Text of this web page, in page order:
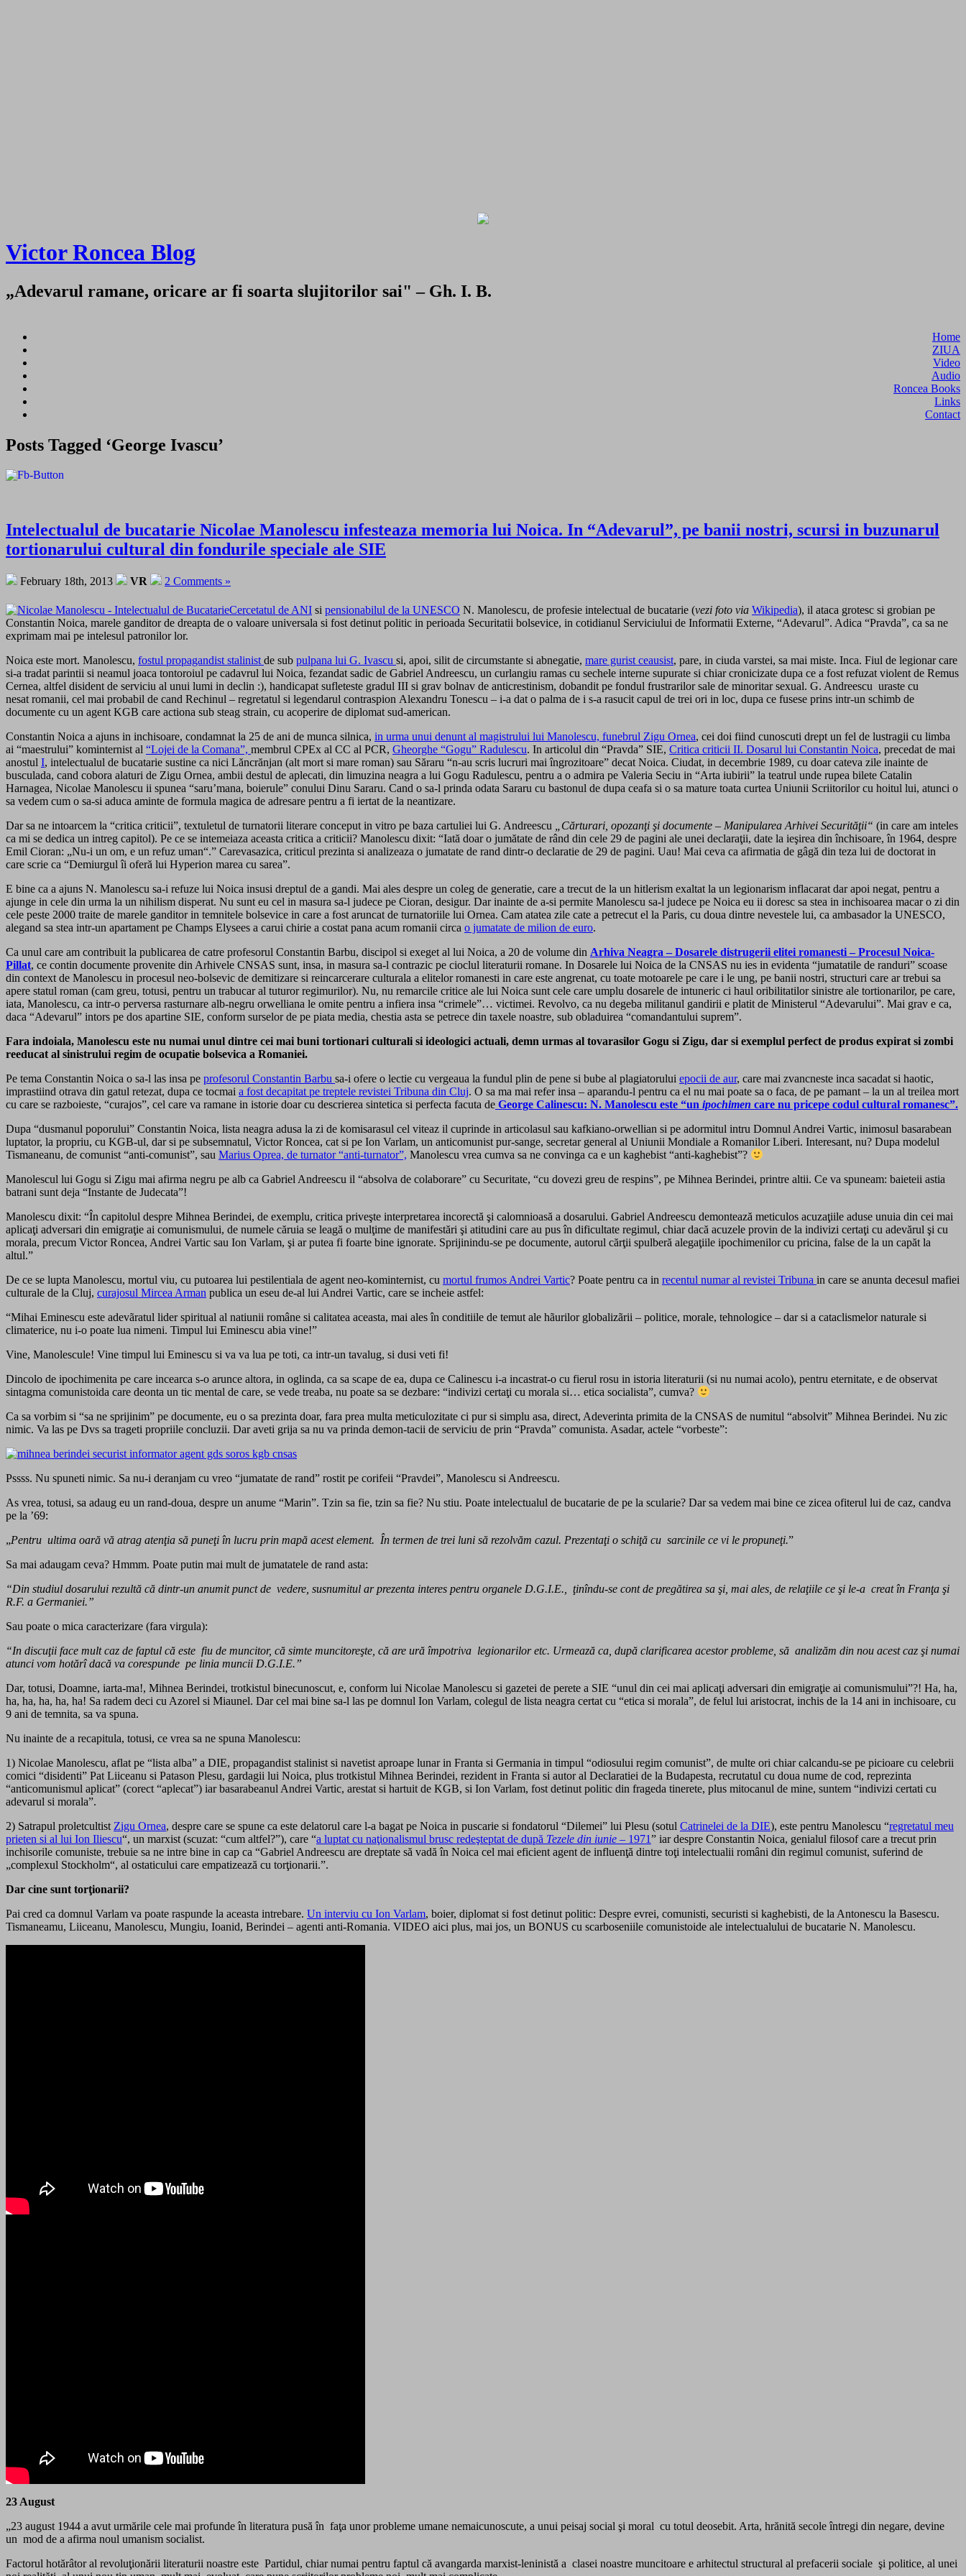
Victor Roncea Blog
„Adevarul ramane, oricare ar fi soarta slujitorilor sai" – Gh. I. B.
Home
ZIUA
Video
Audio
Roncea Books
Links
Contact
Posts Tagged ‘George Ivascu’
Intelectualul de bucatarie Nicolae Manolescu infesteaza memoria lui Noica. In “Adevarul”, pe banii nostri, scursi in buzunarul
tortionarului cultural din fondurile speciale ale SIE
February 18th, 2013 VR 2 Comments »
Cercetatul de ANI si pensionabilul de la UNESCO N. Manolescu, de profesie intelectual de bucatarie (vezi foto via Wikipedia), il ataca grotesc si grobian pe
Constantin Noica, marele ganditor de dreapta de o valoare universala si fost detinut politic in perioada Securitatii bolsevice, in cotidianul Serviciului de Informatii Externe, “Adevarul”. Adica “Pravda”, ca sa ne
exprimam mai pe intelesul patronilor lor.
Noica este mort. Manolescu, fostul propagandist stalinist de sub pulpana lui G. Ivascu si, apoi, silit de circumstante si abnegatie, mare gurist ceausist, pare, in ciuda varstei, sa mai miste. Inca. Fiul de legionar care
si-a tradat parintii si neamul joaca tontoroiul pe cadavrul lui Noica, fezandat sadic de Gabriel Andreescu, un curlangiu ramas cu sechele interne supurate si chiar cronicizate dupa ce a fost refuzat violent de Remus
Cernea, altfel disident de serviciu al unui lumi in declin :), handicapat sufleteste gradul III si grav bolnav de anticrestinism, dobandit pe fondul frustrarilor sale de minoritar sexual. G. Andreescu uraste cu
nesat romanii, cel mai probabil de cand Rechinul – regretatul si legendarul contraspion Alexandru Tonescu – i-a dat o palma de i s-a rasucit capul de trei ori in loc, dupa ce fusese prins intr-un schimb de
documente cu un agent KGB care actiona sub steag strain, cu acoperire de diplomat sud-american.
Constantin Noica a ajuns in inchisoare, condamnat la 25 de ani de munca silnica, in urma unui denunt al magistrului lui Manolescu, funebrul Zigu Ornea, cei doi fiind cunoscuti drept un fel de lustragii cu limba
ai “maestrului” kominternist al “Lojei de la Comana”, membrul CPEx al CC al PCR, Gheorghe “Gogu” Radulescu. In articolul din “Pravda” SIE, Critica criticii II. Dosarul lui Constantin Noica, precedat de mai
anostul I, intelectualul de bucatarie sustine ca nici Lăncrănjan (alt mort si mare roman) sau Săraru “n-au scris lucruri mai îngrozitoare” decat Noica. Ciudat, in decembrie 1989, cu doar cateva zile inainte de
busculada, cand cobora alaturi de Zigu Ornea, ambii destul de aplecati, din limuzina neagra a lui Gogu Radulescu, pentru a o admira pe Valeria Seciu in “Arta iubirii” la teatrul unde rupea bilete Catalin
Harnagea, Nicolae Manolescu ii spunea “saru’mana, boierule” conului Dinu Sararu. Cand o sa-l prinda odata Sararu cu bastonul de dupa ceafa si o sa mature toata curtea Uniunii Scriitorilor cu hoitul lui, atunci o
sa vedem cum o sa-si aduca aminte de formula magica de adresare pentru a fi iertat de la neantizare.
Dar sa ne intoarcem la “critica criticii”, textuletul de turnatorii literare conceput in vitro pe baza cartuliei lui G. Andreescu
„Cărturari, opozanţi şi documente – Manipularea Arhivei Securităţii“ (in care am inteles
ca mi se dedica un intreg capitol). Pe ce se intemeiaza aceasta critica a criticii? Manolescu dixit: “Iată doar o jumătate de rând din cele 29 de pagini ale unei declaraţii, date la ieşirea din închisoare, în 1964, despre
Emil Cioran: „Nu-i un om, e un refuz uman“.” Carevasazica, criticul prezinta si analizeaza o jumatate de rand dintr-o declaratie de 29 de pagini. Uau! Mai ceva ca afirmatia de gâgă din teza lui de doctorat in
care scrie ca “Demiurgul îi oferă lui Hyperion marea cu sarea”.
E bine ca a ajuns N. Manolescu sa-i refuze lui Noica insusi dreptul de a gandi. Mai ales despre un coleg de generatie, care a trecut de la un hitlerism exaltat la un legionarism inflacarat dar apoi negat, pentru a
ajunge in cele din urma la un nihilism disperat. Nu sunt eu cel in masura sa-l judece pe Cioran, desigur. Dar inainte de a-si permite Manolescu sa-l judece pe Noica eu ii doresc sa stea in inchisoarea macar o zi din
cele peste 2000 traite de marele ganditor in temnitele bolsevice in care a fost aruncat de turnatoriile lui Ornea. Cam atatea zile cate a petrecut el la Paris, cu doua dintre nevestele lui, ca ambasador la UNESCO,
alegand sa stea intr-un apartament pe Champs Elysees a carui chirie a costat pana acum romanii circa o jumatate de milion de euro.
Ca unul care am contribuit la publicarea de catre profesorul Constantin Barbu, discipol si exeget al lui Noica, a 20 de volume din Arhiva Neagra – Dosarele distrugerii elitei romanesti – Procesul Noica-
Pillat, ce contin documente provenite din Arhivele CNSAS sunt, insa, in masura sa-l contrazic pe cioclul literaturii romane. In Dosarele lui Noica de la CNSAS nu ies in evidenta “jumatatile de randuri” scoase
din context de Manolescu in procesul neo-bolsevic de demitizare si reincarcerare culturala a elitelor romanesti in care este angrenat, cu toate motoarele pe care i le ung, pe banii nostri, structuri care ar trebui sa
apere statul roman (cam greu, totusi, pentru un trabucar al tuturor regimurilor). Nu, nu remarcile critice ale lui Noica sunt cele care umplu dosarele de intuneric ci haul oribilitatilor sinistre ale tortionarilor, pe care,
iata, Manolescu, ca intr-o perversa rasturnare alb-negru orwelliana le omite pentru a infiera insa “crimele”… victimei. Revolvo, ca nu degeba militanul gandirii e platit de Ministerul “Adevarului”. Mai grav e ca,
daca “Adevarul” intors pe dos apartine SIE, conform surselor de pe piata media, chestia asta se petrece din taxele noastre, sub obladuirea “comandantului suprem”.
Fara indoiala, Manolescu este nu numai unul dintre cei mai buni tortionari culturali si ideologici actuali, demn urmas al tovarasilor Gogu si Zigu, dar si exemplul perfect de produs expirat si zombi
reeducat al sinistrului regim de ocupatie bolsevica a Romaniei.
Pe tema Constantin Noica o sa-l las insa pe profesorul Constantin Barbu sa-i ofere o lectie cu vergeaua la fundul plin de pene si bube al plagiatorului epocii de aur, care mai zvancneste inca sacadat si haotic,
imprastiind otrava din gatul retezat, dupa ce tocmai a fost decapitat pe treptele revistei Tribuna din Cluj. O sa ma mai refer insa – aparandu-l pentru ca el nu mai poate sa o faca, de pe pamant – la un al treilea mort
cu care se razboieste, “curajos”, cel care va ramane in istorie doar cu descrierea sintetica si perfecta facuta de George Calinescu: N. Manolescu este “un ipochimen care nu pricepe codul cultural romanesc”.
Dupa “dusmanul poporului” Constantin Noica, lista neagra adusa la zi de komisarasul cel viteaz il cuprinde in articolasul sau kafkiano-orwellian si pe adormitul intru Domnul Andrei Vartic, inimosul basarabean
luptator, la propriu, cu KGB-ul, dar si pe subsemnatul, Victor Roncea, cat si pe Ion Varlam, un anticomunist pur-sange, secretar general al Uniunii Mondiale a Romanilor Liberi. Interesant, nu? Dupa modelul
Tismaneanu, de comunist “anti-comunist”, sau Marius Oprea, de turnator “anti-turnator”, Manolescu vrea cumva sa ne convinga ca e un kaghebist “anti-kaghebist”?
Manolescul lui Gogu si Zigu mai afirma negru pe alb ca Gabriel Andreescu il “absolva de colaborare” cu Securitate, “cu dovezi greu de respins”, pe Mihnea Berindei, printre altii. Ce va spuneam: baieteii astia
batrani sunt deja “Instante de Judecata”!
Manolescu dixit: “În capitolul despre Mihnea Berindei, de exemplu, critica priveşte interpretarea incorectă şi calomnioasă a dosarului. Gabriel Andreescu demontează meticulos acuzaţiile aduse unuia din cei mai
aplicaţi adversari din emigraţie ai comunismului, de numele căruia se leagă o mulţime de manifestări şi atitudini care au pus în dificultate regimul, chiar dacă acuzele provin de la indivizi certaţi cu adevărul şi cu
morala, precum Victor Roncea, Andrei Vartic sau Ion Varlam, şi ar putea fi foarte bine ignorate. Sprijinindu-se pe documente, autorul cărţii spulberă alegaţiile ipochimenilor cu pricina, false de la un capăt la
altul.”
De ce se lupta Manolescu, mortul viu, cu putoarea lui pestilentiala de agent neo-kominternist, cu mortul frumos Andrei Vartic? Poate pentru ca in recentul numar al revistei Tribuna in care se anunta decesul mafiei
culturale de la Cluj, curajosul Mircea Arman publica un eseu de-al lui Andrei Vartic, care se incheie astfel:
“Mihai Eminescu este adevãratul lider spiritual al natiunii române si calitatea aceasta, mai ales în conditiile de temut ale hãurilor globalizãrii – politice, morale, tehnologice – dar si a cataclismelor naturale si
climaterice, nu i-o poate lua nimeni. Timpul lui Eminescu abia vine!”
Vine, Manolescule! Vine timpul lui Eminescu si va va lua pe toti, ca intr-un tavalug, si dusi veti fi!
Dincolo de ipochimenita pe care incearca s-o arunce altora, in oglinda, ca sa scape de ea, dupa ce Calinescu i-a incastrat-o cu fierul rosu in istoria literaturii (si nu numai acolo), pentru eternitate, e de observat
sintagma comunistoida care deonta un tic mental de care, se vede treaba, nu poate sa se dezbare: “indivizi certaţi cu morala si… etica socialista”, cumva?
Ca sa vorbim si “sa ne sprijinim” pe documente, eu o sa prezinta doar, fara prea multa meticulozitate ci pur si simplu asa, direct, Adeverinta primita de la CNSAS de numitul “absolvit” Mihnea Berindei. Nu zic
nimic. Va las pe Dvs sa trageti propriile concluzii. Dar aveti grija sa nu va prinda demon-tacii de serviciu de prin “Pravda” comunista. Asadar, actele “vorbeste”:
Pssss. Nu spuneti nimic. Sa nu-i deranjam cu vreo “jumatate de rand” rostit pe corifeii “Pravdei”, Manolescu si Andreescu.
As vrea, totusi, sa adaug eu un rand-doua, despre un anume “Marin”. Tzin sa fie, tzin sa fie? Nu stiu. Poate intelectualul de bucatarie de pe la scularie? Dar sa vedem mai bine ce zicea ofiterul lui de caz, candva
pe la ’69:
„Pentru ultima oară vă atrag atenţia să puneţi în lucru prin mapă acest element. În termen de trei luni să rezolvăm cazul. Prezentaţi o schiţă cu sarcinile ce vi le propuneţi.”
Sa mai adaugam ceva? Hmmm. Poate putin mai mult de jumatatele de rand asta:
“Din studiul dosarului rezultă că dintr-un anumit punct de vedere, susnumitul ar prezenta interes pentru organele D.G.I.E., ţinîndu-se cont de pregătirea sa şi, mai ales, de relaţiile ce şi le-a creat în Franţa şi
R.F. a Germaniei.”
Sau poate o mica caracterizare (fara virgula):
“In discuţii face mult caz de faptul că este fiu de muncitor, că simte muncitoreşte, că are ură împotriva legionarilor etc. Urmează ca, după clarificarea acestor probleme, să analizăm din nou acest caz şi numai
atunci vom hotărî dacă va corespunde pe linia muncii D.G.I.E.”
Dar, totusi, Doamne, iarta-ma!, Mihnea Berindei, trotkistul binecunoscut, e, conform lui Nicolae Manolescu si gazetei de perete a SIE “unul din cei mai aplicaţi adversari din emigraţie ai comunismului”?! Ha, ha,
ha, ha, ha, ha, ha! Sa radem deci cu Azorel si Miaunel. Dar cel mai bine sa-l las pe domnul Ion Varlam, colegul de lista neagra certat cu “etica si morala”, de felul lui aristocrat, inchis de la 14 ani in inchisoare, cu
9 ani de temnita, sa va spuna.
Nu inainte de a recapitula, totusi, ce vrea sa ne spuna Manolescu:
1) Nicolae Manolescu, aflat pe “lista alba” a DIE, propagandist stalinist si navetist aproape lunar in Franta si Germania in timpul “odiosului regim comunist”, de multe ori chiar calcandu-se pe picioare cu celebrii
comici “disidenti” Pat Liiceanu si Patason Plesu, gardagii lui Noica, plus trotkistul Mihnea Berindei, rezident in Franta si autor al Declaratiei de la Budapesta, recrutatul cu doua nume de cod, reprezinta
“anticomunismul aplicat” (corect “aplecat”) iar basarabeanul Andrei Vartic, arestat si hartuit de KGB, si Ion Varlam, fost detinut politic din frageda tinerete, plus mitocanul de mine, suntem “indivizi certati cu
adevarul si morala”.
2) Satrapul proletcultist Zigu Ornea, despre care se spune ca este delatorul care l-a bagat pe Noica in puscarie si fondatorul “Dilemei” lui Plesu (sotul Catrinelei de la DIE), este pentru Manolescu “regretatul meu
prieten si al lui Ion Iliescu“, un marxist (scuzat: “cum altfel?”), care “a luptat cu naţionalismul brusc redeşteptat de după Tezele din iunie – 1971” iar despre Constantin Noica, genialul filosof care a trecut prin
inchisorile comuniste, trebuie sa ne intre bine in cap ca “Gabriel Andreescu are dreptate să vadă în Noica cel mai eficient agent de influenţă dintre toţi intelectualii români din regimul comunist, suferind de
„complexul Stockholm“, al ostaticului care empatizează cu torţionarii.”.
Dar cine sunt torţionarii?
Pai cred ca domnul Varlam va poate raspunde la aceasta intrebare. Un interviu cu Ion Varlam, boier, diplomat si fost detinut politic: Despre evrei, comunisti, securisti si kaghebisti, de la Antonescu la Basescu.
Tismaneamu, Liiceanu, Manolescu, Mungiu, Ioanid, Berindei – agenti anti-Romania. VIDEO aici plus, mai jos, un BONUS cu scarboseniile comunistoide ale intelectualului de bucatarie N. Manolescu.
23 August
„23 august 1944 a avut urmările cele mai profunde în literatura pusă în faţa unor probleme umane nemaicunoscute, a unui peisaj social şi moral cu totul deosebit. Arta, hrănită secole întregi din negare, devine
un mod de a afirma noul umanism socialist.
Factorul hotărâtor al revoluţionării literaturii noastre este Partidul, chiar numai pentru faptul că avangarda marxist-leninistă a clasei noastre muncitoare e arhitectul structural al prefacerii sociale şi politice, al unei